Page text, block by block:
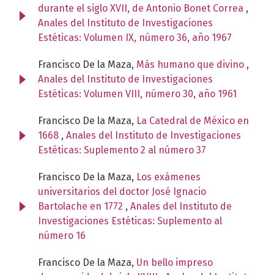
durante el siglo XVII, de Antonio Bonet Correa ,
Anales del Instituto de Investigaciones
Estéticas: Volumen IX, número 36, año 1967
Francisco De la Maza, Más humano que divino ,
Anales del Instituto de Investigaciones
Estéticas: Volumen VIII, número 30, año 1961
Francisco De la Maza, La Catedral de México en
1668 , Anales del Instituto de Investigaciones
Estéticas: Suplemento 2 al número 37
Francisco De la Maza, Los exámenes
universitarios del doctor José Ignacio
Bartolache en 1772 , Anales del Instituto de
Investigaciones Estéticas: Suplemento al
número 16
Francisco De la Maza, Un bello impreso